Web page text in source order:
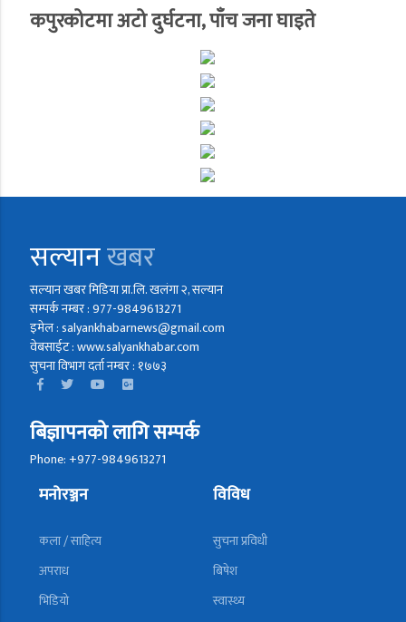
कपुरकोटमा अटो दुर्घटना, पाँच जना घाइते
सल्यानखबर
सल्यान खबर मिडिया प्रा.लि. खलंगा २, सल्यान
सम्पर्क नम्बर : 977-9849613271
इमेल : salyankhabarnews@gmail.com
वेबसाईट : www.salyankhabar.com
सुचना विभाग दर्ता नम्बर : १७७३
बिज्ञापनको लागि सम्पर्क
Phone: +977-9849613271
विविध
सुचना प्रविधी
बिषेश
स्वास्थ्य
मनोरञ्जन
कला / साहित्य
अपराध
भिडियो